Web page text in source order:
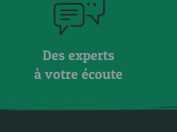
Des experts
à votre écoute